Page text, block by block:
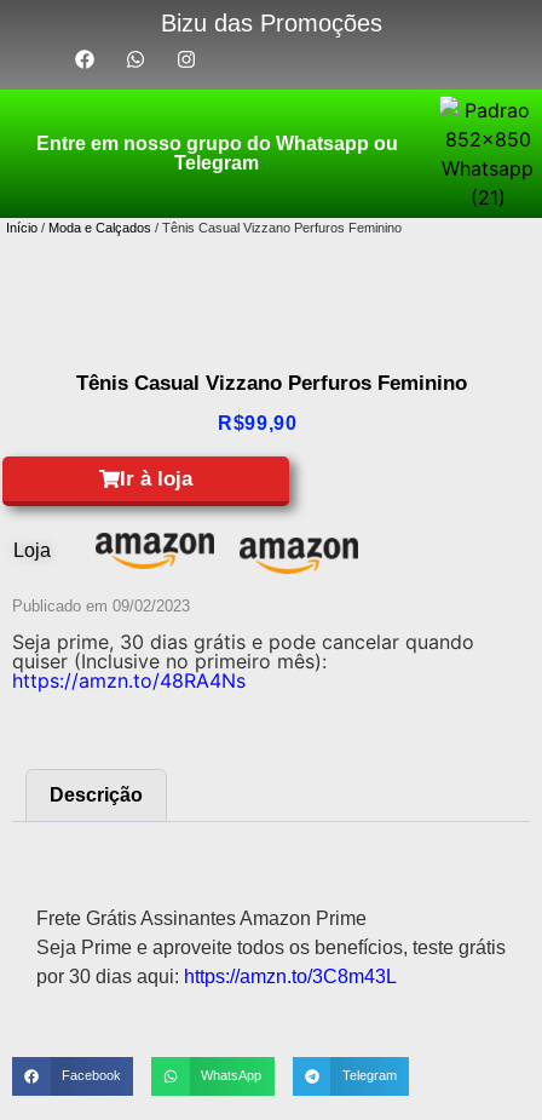
Bizu das Promoções
Entre em nosso grupo do Whatsapp ou
Telegram
Início / Moda e Calçados / Tênis Casual Vizzano Perfuros Feminino
Tênis Casual Vizzano Perfuros Feminino
R$99,90
Ir à loja
Loja
Publicado em 09/02/2023
Seja prime, 30 dias grátis e pode cancelar quando
quiser (Inclusive no primeiro mês):
https://amzn.to/48RA4Ns
Descrição
Frete Grátis Assinantes Amazon Prime
Seja Prime e aproveite todos os benefícios, teste grátis
por 30 dias aqui: https://amzn.to/3C8m43L
Facebook WhatsApp Telegram